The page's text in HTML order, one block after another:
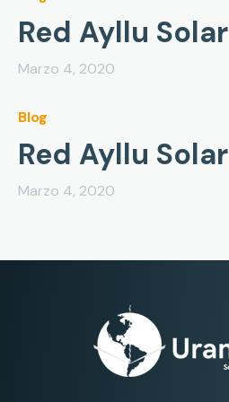
Red Ayllu Solar
Marzo 4, 2020
Blog
Red Ayllu Solar
Marzo 4, 2020